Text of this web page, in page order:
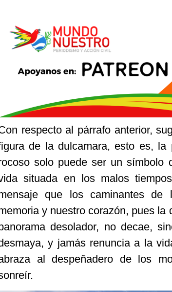
respecto al párrafo anterior,
de la dulcamara, esto es,
solo puede ser un símbolo
situada en los malos
que los caminantes de
y nuestro corazón, pues
desolador, no decae,
y jamás renuncia a la
al despeñadero de los